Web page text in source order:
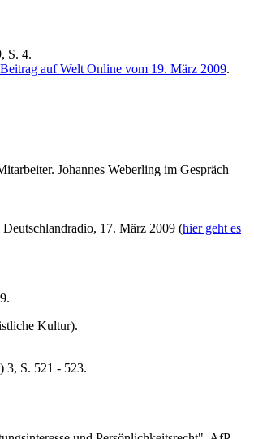
S. 4.
Beitrag auf Welt Online vom 19. März 2009.
Johannes Weberling im Gespräch
17. März 2009 (hier geht es
Kultur).
3, S. 521 - 523.